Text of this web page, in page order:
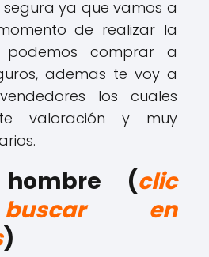
ya que vamos a
de realizar la
comprar a
ademas te voy a
los cuales
valoración y muy
hombre (clic
en
)